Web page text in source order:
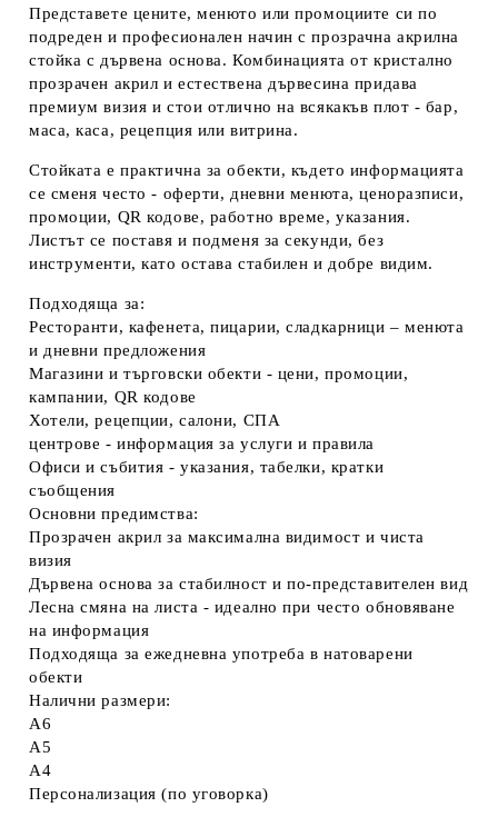
Ние ще се свържем с вас в рамките на работния ден.
Представете цените, менюто или промоциите си по
подреден и професионален начин спрозрачна акрилна
стойка с дървена основа. Комбинацията от кристално
прозрачен акрил иестествена дървесина придава
премиум визия и стои отлично на всякакъв плот - бар,
маса, каса, рецепция или витрина.
Стойката е практична за обекти, където информацията
се сменя често - оферти, дневни менюта, ценоразписи,
промоции, QR кодове, работно време, указания.
Листът се поставя и подменя за секунди, без
инструменти, като остава стабилен и добре видим.
Подходяща за:
Ресторанти, кафенета, пицарии, сладкарници – менюта
и дневни предложения
Магазини и търговски обекти - цени, промоции,
кампании, QR кодове
Хотели, рецепции, салони, СПА
центрове - информация за услуги и правила
Офиси и събития - указания, табелки, кратки
съобщения
Основни предимства:
Прозрачен акрил за максимална видимост и чиста
визия
Дървена основа за стабилност и по-представителен вид
Лесна смяна на листа - идеално при често обновяване
на информация
Подходяща за ежедневна употреба в натоварени
обекти
Налични размери:
A6
A5
A4
Персонализация (по уговорка)